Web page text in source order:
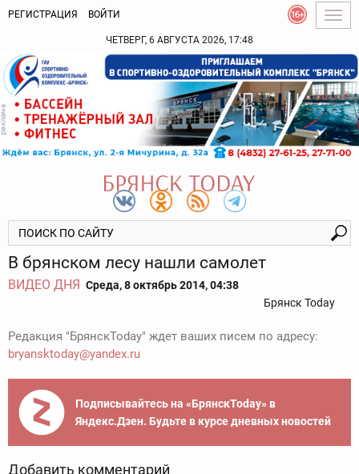
РЕГИСТРАЦИЯ ВОЙТИ
ЧЕТВЕРГ, 6 АВГУСТА 2026, 17:48
В брянском лесу нашли самолет
ВИДЕО ДНЯ Среда, 8 октябрь 2014, 04:38
Брянск Today
Редакция "БрянскToday" ждет ваших писем по адресу:
bryansktoday@yandex.ru
Подписывайтесь на «БрянскToday» в
Яндекс.Дзен. Будьте в курсе дневных новостей
Добавить комментарий